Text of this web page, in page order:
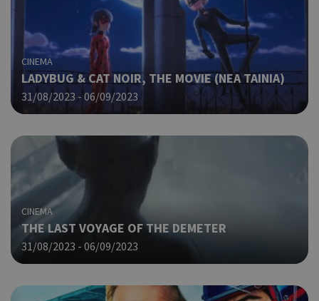
CINEMA
LADYBUG & CAT NOIR, THE MOVIE (NΕΑ ΤΑΙΝΙΑ)
31/08/2023 - 06/09/2023
CINEMA
THE LAST VOYAGE OF THE DEMETER
31/08/2023 - 06/09/2023